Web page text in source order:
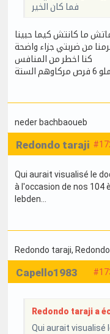
فما كان الخير
ما كانتش كيما حبينا
من ضربتي جزاء واضحة
كنا اخطر من المنافس
الستة
neder bachbaoueb
Redondo taraji
Qui aurait visualisé le
à l'occasion de nos 104
lebden...
Redondo taraji,
Capello1983
Redondo taraji a
Qui aurait visualisé